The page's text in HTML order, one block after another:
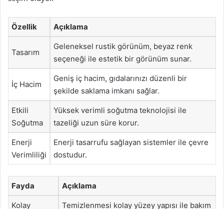
Özellik Açıklama
Tasarım
Geleneksel rustik görünüm, beyaz renk
seçeneği ile estetik bir görünüm sunar.
İç Hacim
Geniş iç hacim, gıdalarınızı düzenli bir
şekilde saklama imkanı sağlar.
Etkili
Soğutma
Yüksek verimli soğutma teknolojisi ile
tazeliği uzun süre korur.
Enerji
Verimliliği
Enerji tasarrufu sağlayan sistemler ile çevre
dostudur.
Fayda Açıklama
Kolay
Temizlenmesi kolay yüzey yapısı ile bakım